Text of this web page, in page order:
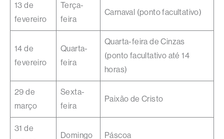
13 de
fevereiro
Terça-
feira
Carnaval (ponto facultativo)
14 de
fevereiro
Quarta-
feira
Quarta-feira de Cinzas
(ponto facultativo até 14
horas)
29 de
março
Sexta-
feira
Paixão de Cristo
31 de
Domingo Páscoa